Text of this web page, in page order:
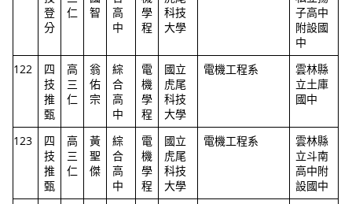
登
分
仁
智
高
中
學
程
科技
大學
子高中
附設國
中
122
四
技
推
甄
高
三
仁
翁
佑
宗
綜
合
高
中
電
機
學
程
國立
虎尾
科技
大學
電機工程系
雲林縣
立土庫
國中
123
四
技
推
甄
高
三
仁
黃
聖
傑
綜
合
高
中
電
機
學
程
國立
虎尾
科技
大學
電機工程系
雲林縣
立斗南
高中附
設國中